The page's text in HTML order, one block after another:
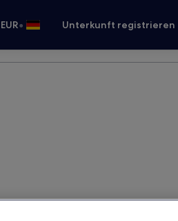
EUR• Unterkunft registrieren